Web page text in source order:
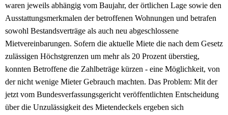
waren jeweils abhängig vom Baujahr, der örtlichen Lage sowie den
Ausstattungsmerkmalen der betroffenen Wohnungen und betrafen
sowohl Bestandsverträge als auch neu abgeschlossene
Mietvereinbarungen. Sofern die aktuelle Miete die nach dem Gesetz
zulässigen Höchstgrenzen um mehr als 20 Prozent überstieg,
konnten Betroffene die Zahlbeträge kürzen - eine Möglichkeit, von
der nicht wenige Mieter Gebrauch machten. Das Problem: Mit der
jetzt vom Bundesverfassungsgericht veröffentlichten Entscheidung
über die Unzulässigkeit des Mietendeckels ergeben sich